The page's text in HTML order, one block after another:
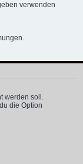
verwenden
werden soll.
die Option